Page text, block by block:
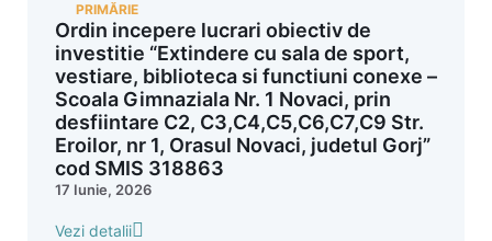
PRIMĂRIE
Ordin incepere lucrari obiectiv de
investitie “Extindere cu sala de sport,
vestiare, biblioteca si functiuni conexe –
Scoala Gimnaziala Nr. 1 Novaci, prin
desfiintare C2, C3,C4,C5,C6,C7,C9 Str.
Eroilor, nr 1, Orasul Novaci, judetul Gorj”
cod SMIS 318863
17 Iunie, 2026
Vezi detalii